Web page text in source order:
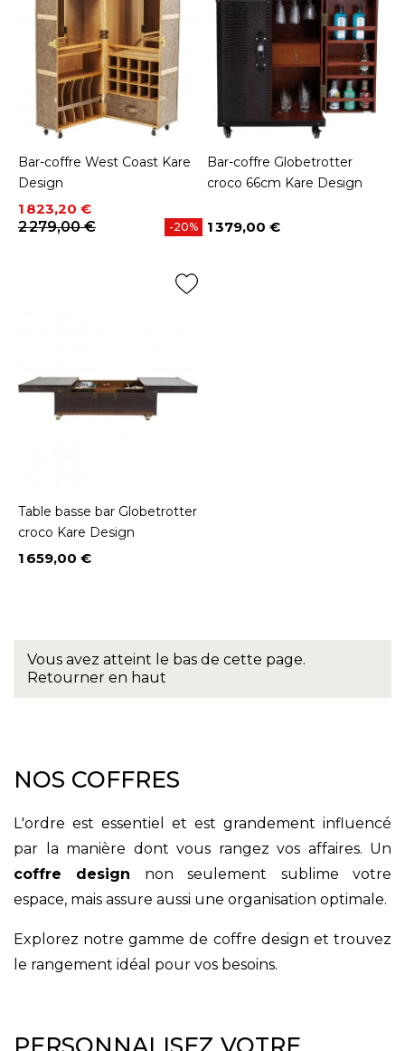
Bar-coffre West Coast Kare
Design
Prix
1 823,20 €
Prix de base
2 279,00 €
-20%
Bar-coffre Globetrotter
croco 66cm Kare Design
Prix
1 379,00 €
Table basse bar Globetrotter
croco Kare Design
Prix
1 659,00 €
Vous avez atteint le bas de cette page.
Retourner en haut
NOS COFFRES
L'ordre est essentiel et est grandement influencé
par la manière dont vous rangez vos affaires. Un
coffre design non seulement sublime votre
espace, mais assure aussi une organisation optimale.
Explorez notre gamme de coffre design et trouvez
le rangement idéal pour vos besoins.
PERSONNALISEZ VOTRE